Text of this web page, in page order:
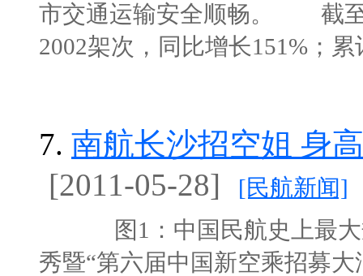
市交通运输安全顺畅。 截
2002架次，同比增长151%；累
7. 南航长沙招空姐 身
[2011-05-28]
[民航新闻]
图1：中国民航史上最大
秀暨“第六届中国新空乘招募